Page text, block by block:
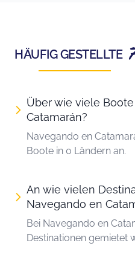
HÄUFIG GESTELLTE
Über wie viele
Catamarán?
Navegando en
Boote in 0 Ländern an.
An wie vielen
Navegando en
Bei Navegando en
Destinationen gemietet